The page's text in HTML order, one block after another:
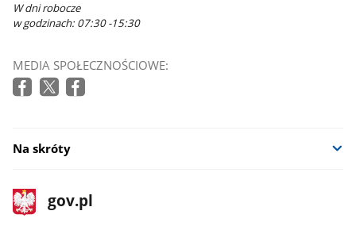
W dni robocze
w godzinach: 07:30 -15:30
MEDIA SPOŁECZNOŚCIOWE:
Na skróty
stopka
gov.pl
Strona
gov.pl